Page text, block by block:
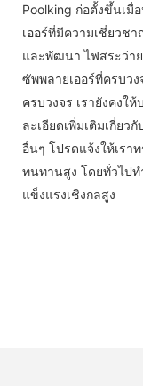
Poolking ก่อตั้งขึ้นเมื่
เออร์ที่มีความเชี่ยวช
และพัฒนา ไฟสระว่า
ซัพพลายเออร์ที่ครบว
ครบวงจร เรายังคงใ
ละเอียดเพิ่มเติมเกี่ย
อื่นๆ โปรดแจ้งให้เร
ทนทานสูง โดยทั่วไป
แข็งแรงเชิงกลสูง